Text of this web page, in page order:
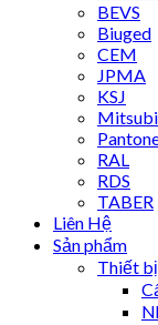
BEVS
Biuged
CEM
JPMA
KSJ
RAL
RDS
TABER
Liên Hệ
Sản phẩm
Thiết